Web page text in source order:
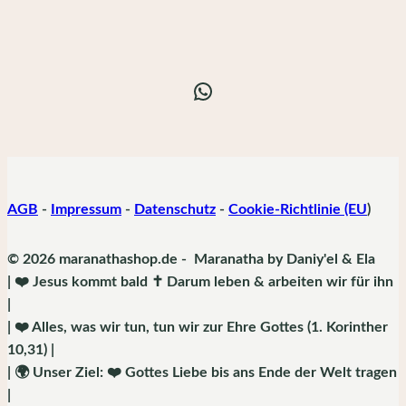
WhatsApp
AGB - Impressum - Datenschutz - Cookie-Richtlinie (EU)
© 2026 maranathashop.de - Maranatha by Daniy'el & Ela
| ❤️ Jesus kommt bald ✝️ Darum leben & arbeiten wir für ihn
| ❤️ Alles, was wir tun, tun wir zur Ehre Gottes (1. Korinther
10,31) |
| 🌍 Unser Ziel: ❤️ Gottes Liebe bis ans Ende der Welt tragen